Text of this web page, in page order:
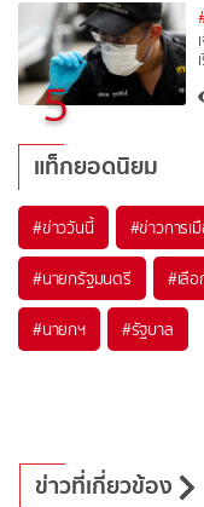
5
แท็กยอดนิยม
#ข่าววันนี้ #ข่าวการเ
#นายกรัฐมนตรี #เลื
#นายกฯ #รัฐบาล
ข่าวที่เกี่ยวข้อง